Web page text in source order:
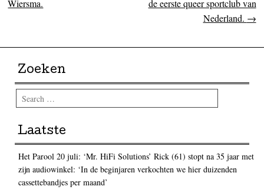
Wiersma.
de eerste queer sportclub van
Nederland. →
Zoeken
Search
Laatste
Het Parool 20 juli: ‘Mr. HiFi Solutions’ Rick (61) stopt na 35 jaar met
zijn audiowinkel: ‘In de beginjaren verkochten we hier duizenden
cassettebandjes per maand’